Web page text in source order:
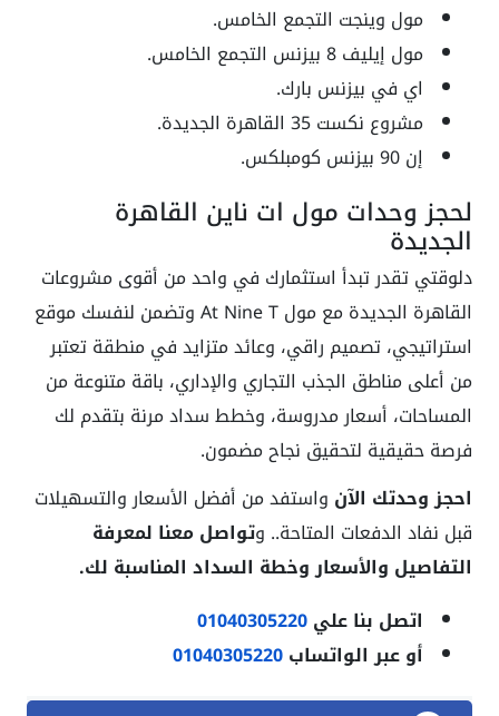
مول وينجت التجمع الخامس.
مول إيليف 8 بيزنس التجمع الخامس.
اي في بيزنس بارك.
مشروع نكست 35 القاهرة الجديدة.
إن 90 بيزنس كومبلكس.
لحجز وحدات مول ات ناين القاهرة
الجديدة
دلوقتي تقدر تبدأ استثمارك في واحد من أقوى مشروعات
القاهرة الجديدة مع مول At Nine T وتضمن لنفسك موقع
استراتيجي، تصميم راقي، وعائد متزايد في منطقة تعتبر
من أعلى مناطق الجذب التجاري والإداري، باقة متنوعة من
المساحات، أسعار مدروسة، وخطط سداد مرنة بتقدم لك
فرصة حقيقية لتحقيق نجاح مضمون.
احجز وحدتك الآن واستفد من أفضل الأسعار والتسهيلات
قبل نفاد الدفعات المتاحة.. وتواصل معنا لمعرفة
التفاصيل والأسعار وخطة السداد المناسبة لك.
اتصل بنا علي01040305220
أو عبر الواتساب01040305220